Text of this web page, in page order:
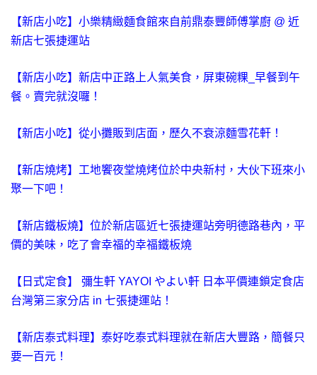
【新店小吃】小樂精緻麵食館來自前鼎泰豐師傅掌廚 @ 近
新店七張捷運站
【新店小吃】新店中正路上人氣美食，屏東碗粿_早餐到午
餐。賣完就沒囉！
【新店小吃】從小攤販到店面，歷久不衰涼麵雪花軒！
【新店燒烤】工地饗夜堂燒烤位於中央新村，大伙下班來小
聚一下吧！
【新店鐵板燒】位於新店區近七張捷運站旁明德路巷內，平
價的美味，吃了會幸福的幸福鐵板燒
【日式定食】 彌生軒 YAYOI やよい軒 日本平價連鎖定食店
台灣第三家分店 in 七張捷運站！
【新店泰式料理】泰好吃泰式料理就在新店大豐路，簡餐只
要一百元！